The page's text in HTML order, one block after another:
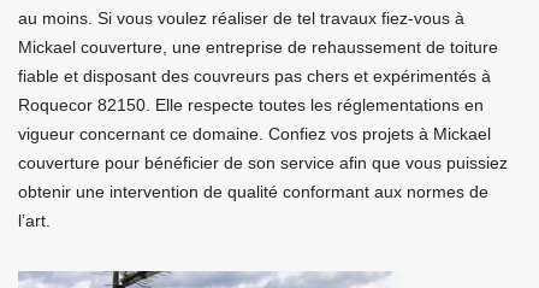
au moins. Si vous voulez réaliser de tel travaux fiez-vous à
Mickael couverture, une entreprise de rehaussement de toiture
fiable et disposant des couvreurs pas chers et expérimentés à
Roquecor 82150. Elle respecte toutes les réglementations en
vigueur concernant ce domaine. Confiez vos projets à Mickael
couverture pour bénéficier de son service afin que vous puissiez
obtenir une intervention de qualité conformant aux normes de
l’art.